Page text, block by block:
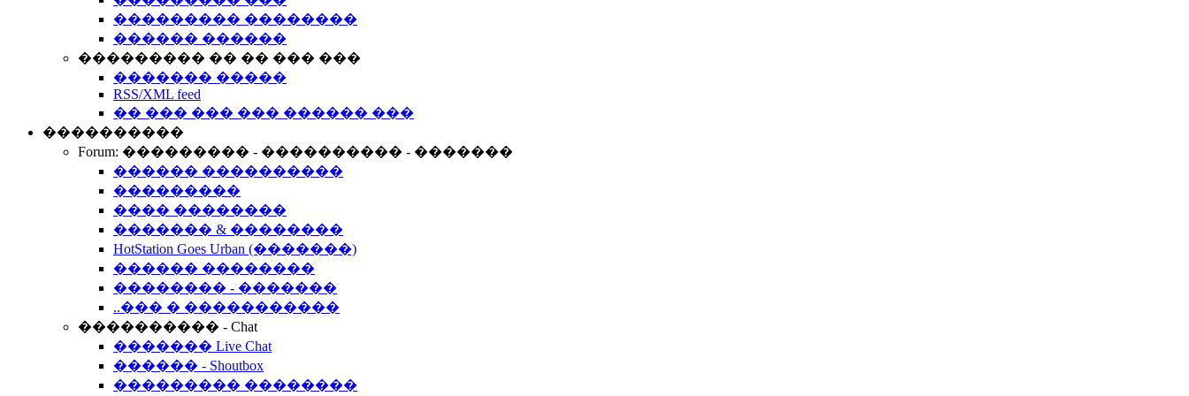
��������� ��������
������ ������
��������� �� �� ��� ���
������� �����
RSS/XML feed
�� ��� ��� ��� ������ ���
����������
Forum: ��������� - ���������� - �������
������ ����������
���������
���� ��������
������� & ��������
HotStation Goes Urban (�������)
������ ��������
�������� - �������
..��� � �����������
���������� - Chat
������� Live Chat
������ - Shoutbox
��������� ��������